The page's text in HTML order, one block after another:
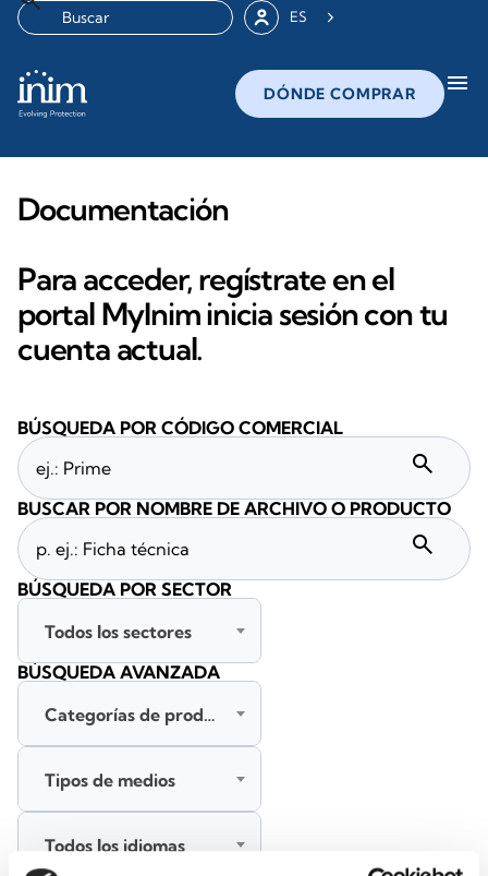
ES
DÓNDE COMPRAR menu
Documentación
Para acceder, regístrate en el
portal MyInim inicia sesión con tu
cuenta actual.
BÚSQUEDA POR CÓDIGO COMERCIAL
search
BUSCAR POR NOMBRE DE ARCHIVO O PRODUCTO
search
BÚSQUEDA POR SECTOR
Todos los sectores
BÚSQUEDA AVANZADA
Categorías de productos
Tipos de medios
Todos los idiomas